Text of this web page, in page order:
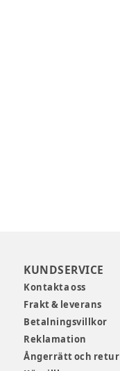
KUNDSERVICE
Kontakta oss
Frakt & leverans
Betalningsvillkor
Reklamation
Ångerrätt och retur